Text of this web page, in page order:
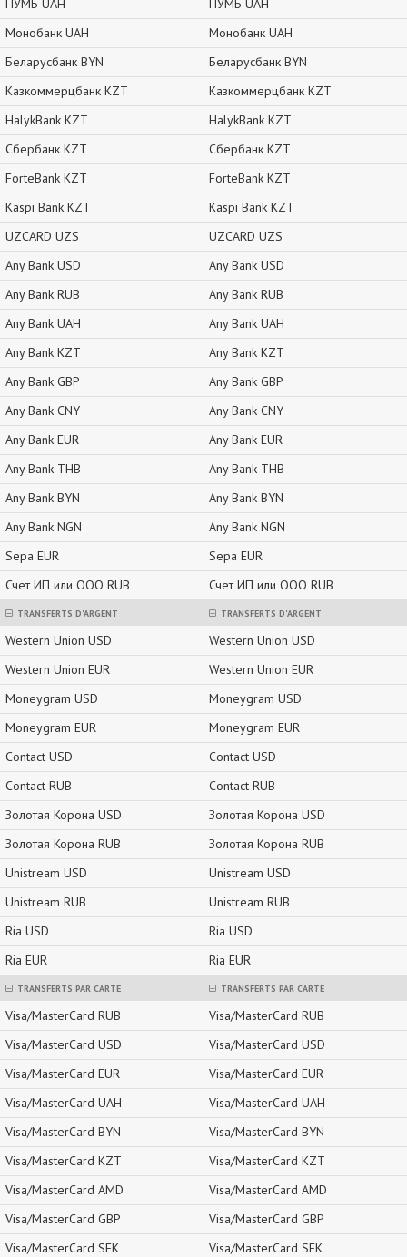
ПУМБ UAH
Монобанк UAH
Беларусбанк BYN
Казкоммерцбанк KZT
HalykBank KZT
Сбербанк KZT
ForteBank KZT
Kaspi Bank KZT
UZCARD UZS
Any Bank USD
Any Bank RUB
Any Bank UAH
Any Bank KZT
Any Bank GBP
Any Bank CNY
Any Bank EUR
Any Bank THB
Any Bank BYN
Any Bank NGN
Sepa EUR
Счет ИП или ООО RUB
TRANSFERTS D'ARGENT
Western Union USD
Western Union EUR
Moneygram USD
Moneygram EUR
Contact USD
Contact RUB
Золотая Корона USD
Золотая Корона RUB
Unistream USD
Unistream RUB
Ria USD
Ria EUR
TRANSFERTS PAR CARTE
Visa/MasterCard RUB
Visa/MasterCard USD
Visa/MasterCard EUR
Visa/MasterCard UAH
Visa/MasterCard BYN
Visa/MasterCard KZT
Visa/MasterCard AMD
Visa/MasterCard GBP
Visa/MasterCard SEK
ПУМБ UAH
Монобанк UAH
Беларусбанк BYN
Казкоммерцбанк KZT
HalykBank KZT
Сбербанк KZT
ForteBank KZT
Kaspi Bank KZT
UZCARD UZS
Any Bank USD
Any Bank RUB
Any Bank UAH
Any Bank KZT
Any Bank GBP
Any Bank CNY
Any Bank EUR
Any Bank THB
Any Bank BYN
Any Bank NGN
Sepa EUR
Счет ИП или ООО RUB
TRANSFERTS D'ARGENT
Western Union USD
Western Union EUR
Moneygram USD
Moneygram EUR
Contact USD
Contact RUB
Золотая Корона USD
Золотая Корона RUB
Unistream USD
Unistream RUB
Ria USD
Ria EUR
TRANSFERTS PAR CARTE
Visa/MasterCard RUB
Visa/MasterCard USD
Visa/MasterCard EUR
Visa/MasterCard UAH
Visa/MasterCard BYN
Visa/MasterCard KZT
Visa/MasterCard AMD
Visa/MasterCard GBP
Visa/MasterCard SEK